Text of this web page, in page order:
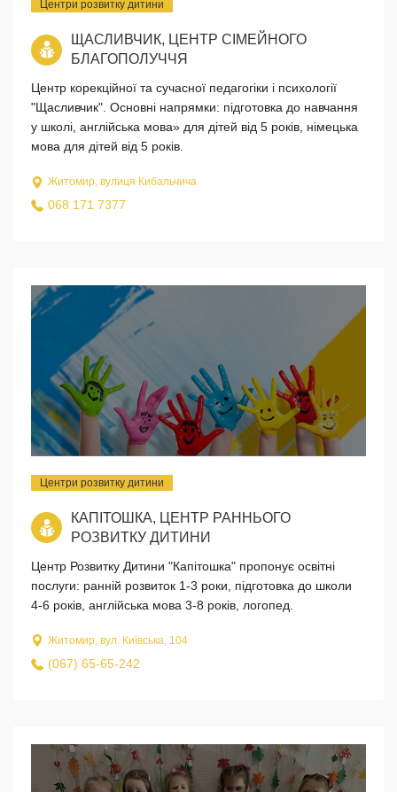
Центри розвитку дитини
ЩАСЛИВЧИК, ЦЕНТР СІМЕЙНОГО
БЛАГОПОЛУЧЧЯ
Центр корекційної та сучасної педагогіки і психології
"Щасливчик". Основні напрямки: підготовка до навчання
у школі, англійська мова» для дітей від 5 років, німецька
мова для дітей від 5 років.
Житомир, вулиця Кибальчича
068 171 7377
Центри розвитку дитини
КАПІТОШКА, ЦЕНТР РАННЬОГО
РОЗВИТКУ ДИТИНИ
Центр Розвитку Дитини "Капітошка" пропонує освітні
послуги: ранній розвиток 1-3 роки, підготовка до школи
4-6 років, англійська мова 3-8 років, логопед.
Житомир, вул. Київська, 104
(067) 65-65-242